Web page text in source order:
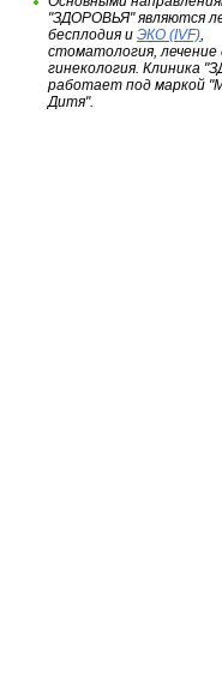
"ЗДОРОВЬЯ" являются
бесплодия и ЭКО (IVF),
стоматология,
гинекология. Клиника
работает под маркой
Дитя".